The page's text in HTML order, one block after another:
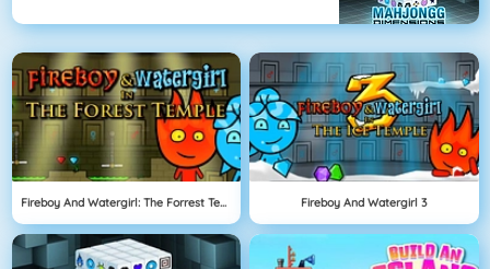
Fireboy And Watergirl: The Forrest Temple Fireboy And Watergirl 3